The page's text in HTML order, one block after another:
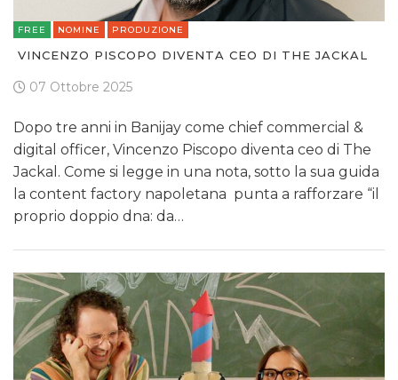
FREE NOMINE PRODUZIONE
VINCENZO PISCOPO DIVENTA CEO DI THE JACKAL
07 Ottobre 2025
Dopo tre anni in Banijay come chief commercial &
digital officer, Vincenzo Piscopo diventa ceo di The
Jackal. Come si legge in una nota, sotto la sua guida
la content factory napoletana punta a rafforzare “il
proprio doppio dna: da…